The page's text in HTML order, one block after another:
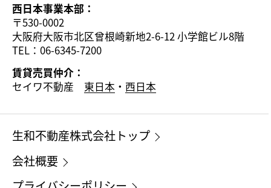
西日本事業本部：
〒530-0002
大阪府大阪市北区曾根崎新地2-6-12 小学館ビル8階
TEL：06-6345-7200
賃貸売買仲介：
セイワ不動産 東日本 ・ 西日本
生和不動産株式会社トップ
会社概要